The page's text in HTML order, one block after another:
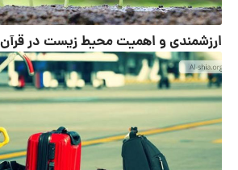
ارزشمندی و اهمیت محیط زیست در قرآن